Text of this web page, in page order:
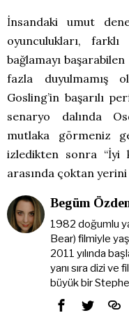
İnsandaki umut
oyunculukları,
bağlamayı
fazla duyulmamış
Gosling’in başarılı
senaryo dalında
mutlaka görmeniz
izledikten sonra “İyi
arasında çoktan yerini
Begüm
1982 doğumlu
Bear) filmiyle
2011 yılında
yanı sıra dizi ve
büyük bir